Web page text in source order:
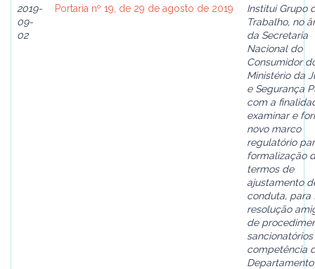
2019-
09-
02
Portaria nº 19, de 29 de agosto de 2019
Institui Grupo
Trabalho, no
da Secretaria
Nacional do
Consumidor
Ministério da
e Segurança
com a
examinar e
novo marco
regulatório
formalização
termos de
ajustamento
conduta, para
resolução
de
competência